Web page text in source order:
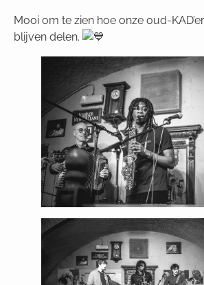
Mooi om te zien hoe onze oud-
blijven delen.